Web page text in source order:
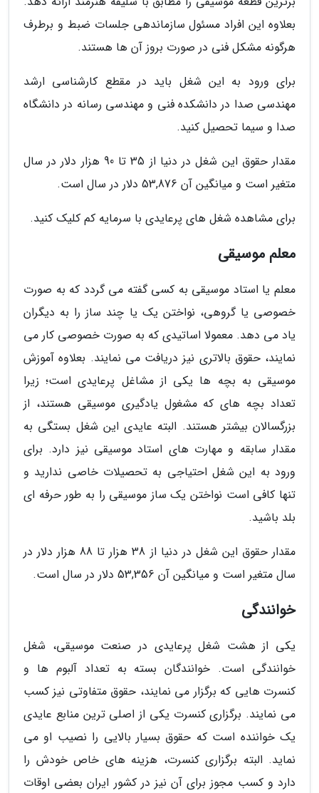
بعلاوه این افراد مسئول سازماندهی جلسات ضبط و برطرف
هرگونه مشکل فنی در صورت بروز آن ها هستند.
برای ورود به این شغل باید در مقطع کارشناسی ارشد
مهندسی صدا در دانشکده فنی و مهندسی رسانه در دانشگاه
صدا و سیما تحصیل کنید.
مقدار حقوق این شغل در دنیا از 35 تا 90 هزار دلار در سال
متغیر است و میانگین آن 53,876 دلار در سال است.
برای مشاهده شغل های پرعایدی با سرمایه کم کلیک کنید.
معلم موسیقی
معلم یا استاد موسیقی به کسی گفته می گردد که به صورت
خصوصی یا گروهی، نواختن یک یا چند ساز را به دیگران
یاد می دهد. معمولا اساتیدی که به صورت خصوصی کار می
نمایند، حقوق بالاتری نیز دریافت می نمایند. بعلاوه آموزش
موسیقی به بچه ها یکی از مشاغل پرعایدی است؛ زیرا
تعداد بچه های که مشغول یادگیری موسیقی هستند، از
بزرگسالان بیشتر هستند. البته عایدی این شغل بستگی به
مقدار سابقه و مهارت های استاد موسیقی نیز دارد. برای
ورود به این شغل احتیاجی به تحصیلات خاصی ندارید و
تنها کافی است نواختن یک ساز موسیقی را به طور حرفه ای
بلد باشید.
مقدار حقوق این شغل در دنیا از 38 هزار تا 88 هزار دلار در
سال متغیر است و میانگین آن 53,356 دلار در سال است.
خوانندگی
یکی از هشت شغل پرعایدی در صنعت موسیقی، شغل
خوانندگی است. خوانندگان بسته به تعداد آلبوم ها و
کنسرت هایی که برگزار می نمایند، حقوق متفاوتی نیز کسب
می نمایند. برگزاری کنسرت یکی از اصلی ترین منابع عایدی
یک خواننده است که حقوق بسیار بالایی را نصیب او می
نماید. البته برگزاری کنسرت، هزینه های خاص خودش را
دارد و کسب مجوز برای آن نیز در کشور ایران بعضی اوقات